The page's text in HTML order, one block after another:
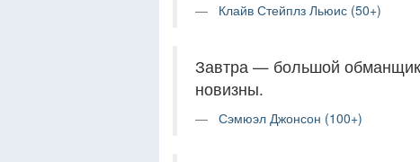
Клайв Стейплз Льюис (50+)
Завтра — большой
новизны.
Сэмюэл Джонсон (100+)